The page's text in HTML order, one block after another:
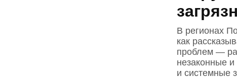
В регионах
как
проблем —
незаконные
и системные